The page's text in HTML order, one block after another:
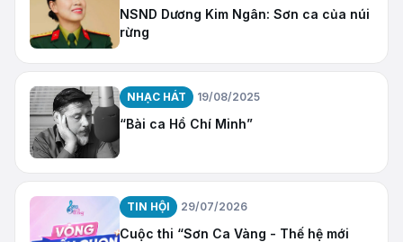
NSND Dương Kim Ngân: Sơn ca của núi
rừng
NHẠC HÁT 19/08/2025
“Bài ca Hồ Chí Minh”
TIN HỘI 29/07/2026
Cuộc thi “Sơn Ca Vàng - Thế hệ mới